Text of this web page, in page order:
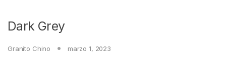
Dark Grey
Granito Chino marzo 1, 2023